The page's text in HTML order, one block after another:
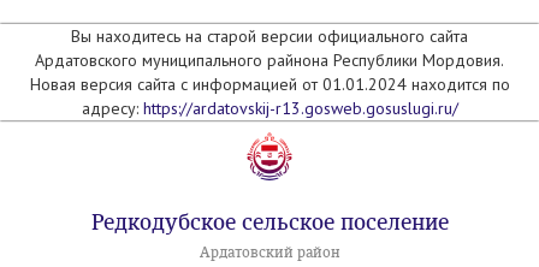
Вы находитесь на старой версии официального сайта
Ардатовского муниципального райнона Республики Мордовия.
Новая версия сайта с информацией от 01.01.2024 находится по
адресу: https://ardatovskij-r13.gosweb.gosuslugi.ru/
Редкодубское сельское поселение
Ардатовский район